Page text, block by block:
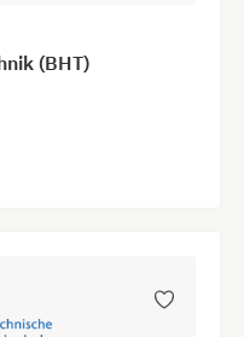
(BHT)